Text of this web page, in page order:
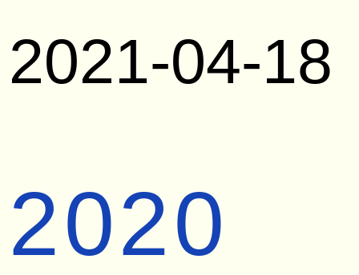
2021-04-18
2020